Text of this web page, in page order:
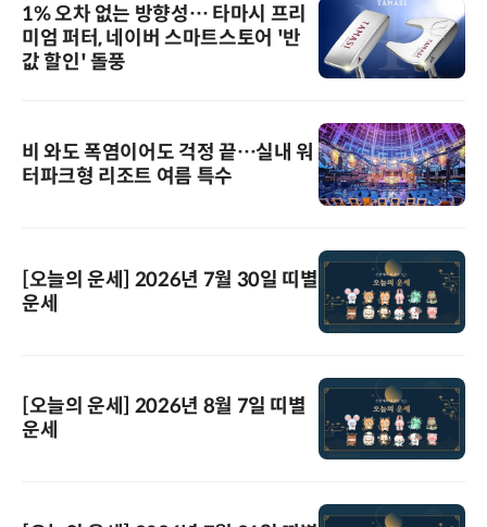
1% 오차 없는 방향성… 타마시 프리
미엄 퍼터, 네이버 스마트스토어 '반
값 할인' 돌풍
비 와도 폭염이어도 걱정 끝…실내 워
터파크형 리조트 여름 특수
[오늘의 운세] 2026년 7월 30일 띠별
운세
[오늘의 운세] 2026년 8월 7일 띠별
운세